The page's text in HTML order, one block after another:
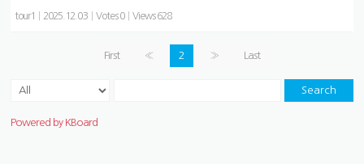
tour1 2025.12.03 Votes 0 Views 628
First « 2 » Last
Search
Powered by KBoard